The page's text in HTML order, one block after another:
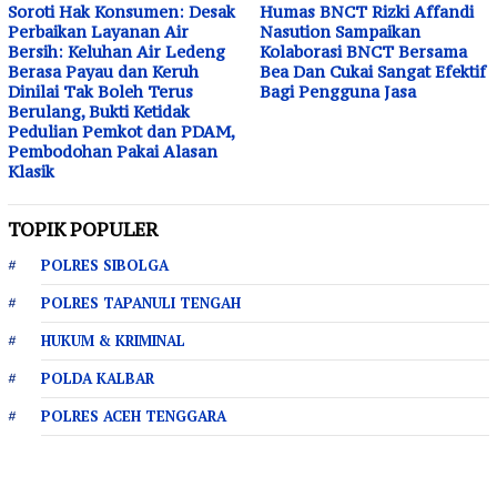
Soroti Hak Konsumen: Desak
Perbaikan Layanan Air
Bersih: Keluhan Air Ledeng
Berasa Payau dan Keruh
Dinilai Tak Boleh Terus
Berulang, Bukti Ketidak
Pedulian Pemkot dan PDAM,
Pembodohan Pakai Alasan
Klasik
Humas BNCT Rizki Affandi
Nasution Sampaikan
Kolaborasi BNCT Bersama
Bea Dan Cukai Sangat Efektif
Bagi Pengguna Jasa
TOPIK POPULER
POLRES SIBOLGA
POLRES TAPANULI TENGAH
HUKUM & KRIMINAL
POLDA KALBAR
POLRES ACEH TENGGARA